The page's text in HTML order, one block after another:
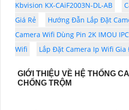
Kbvision KX-CAiF2003N-DL-AB
Giá Rẻ
Hướng Đẫn Lắp Đặt
Camera Wifi Dùng Pin 2K IMOU
Wifi
Lắp Đặt Camera Ip Wifi Gia
GIỚI THIỆU VỀ HỆ THỐNG
CHỐNG TRỘM